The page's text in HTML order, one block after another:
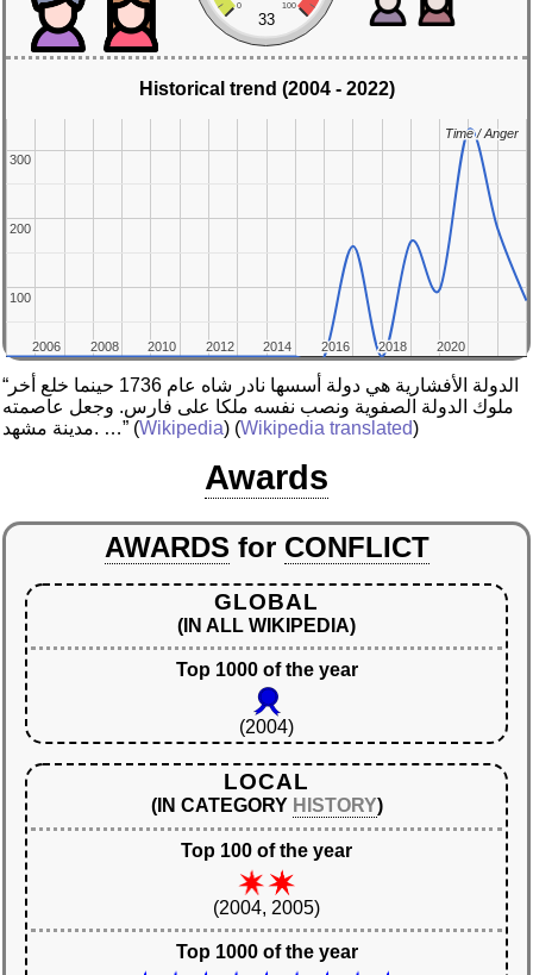
0 100
33
Historical trend (2004 - 2022)
2006
2006 2008
2008 2010
2010 2012
2012 2014
2014 2016
2016 2018
2018 2020
2020
100
100
200
200
300
300
Time / Anger
Time / Anger
“الدولة الأفشارية هي دولة أسسها نادر شاه عام 1736 حينما خلع أخر
ملوك الدولة الصفوية ونصب نفسه ملكا على فارس. وجعل عاصمته
مدينة مشهد. …” (Wikipedia) (Wikipedia translated)
Awards
AWARDS for CONFLICT
GLOBAL
(IN ALL WIKIPEDIA)
Top 1000 of the year
(2004)
LOCAL
(IN CATEGORY HISTORY)
Top 100 of the year
(2004, 2005)
Top 1000 of the year